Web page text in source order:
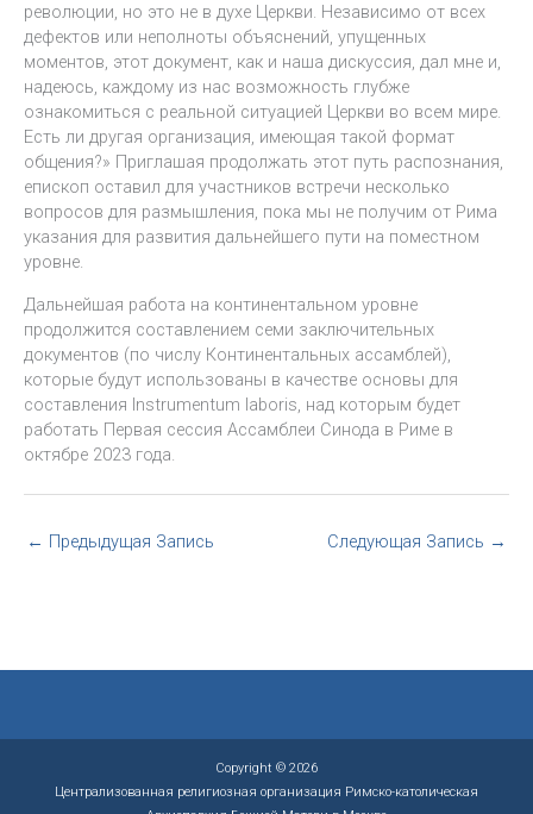
революции, но это не в духе Церкви. Независимо от всех
дефектов или неполноты объяснений, упущенных
моментов, этот документ, как и наша дискуссия, дал мне и,
надеюсь, каждому из нас возможность глубже
ознакомиться с реальной ситуацией Церкви во всем мире.
Есть ли другая организация, имеющая такой формат
общения?» Приглашая продолжать этот путь распознания,
епископ оставил для участников встречи несколько
вопросов для размышления, пока мы не получим от Рима
указания для развития дальнейшего пути на поместном
уровне.
Дальнейшая работа на континентальном уровне
продолжится составлением семи заключительных
документов (по числу Континентальных ассамблей),
которые будут использованы в качестве основы для
составления Instrumentum laboris, над которым будет
работать Первая сессия Ассамблеи Синода в Риме в
октябре 2023 года.
← Предыдущая Запись Следующая Запись →
Copyright © 2026
Централизованная религиозная организация Римско-католическая